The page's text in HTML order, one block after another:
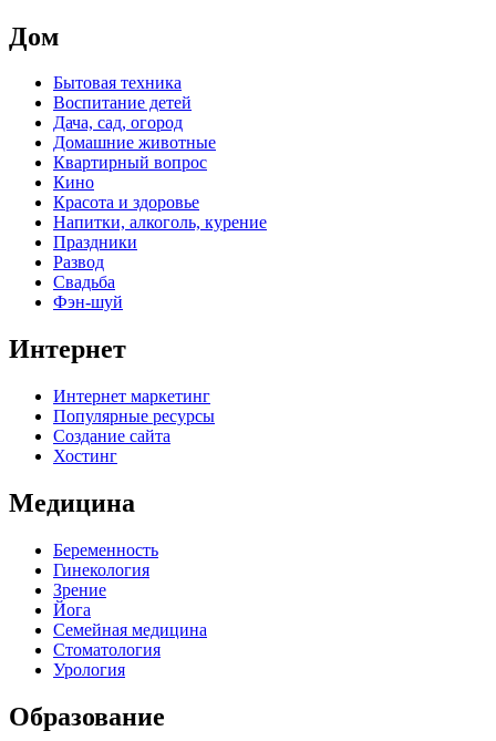
Дом
Бытовая техника
Воспитание детей
Дача, сад, огород
Домашние животные
Квартирный вопрос
Кино
Красота и здоровье
Напитки, алкоголь, курение
Праздники
Развод
Свадьба
Фэн-шуй
Интернет
Интернет маркетинг
Популярные ресурсы
Создание сайта
Хостинг
Медицина
Беременность
Гинекология
Зрение
Йога
Семейная медицина
Стоматология
Урология
Образование